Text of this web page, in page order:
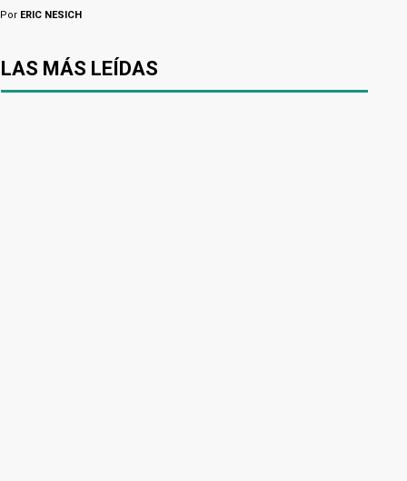
Por ERIC NESICH
LAS MÁS LEÍDAS